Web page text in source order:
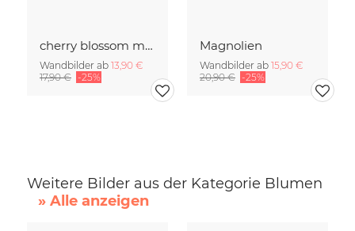
cherry blossom moments II
Wandbilder ab 13,90 €
17,90 € -25%
Magnolien
Wandbilder ab 15,90 €
20,90 € -25%
Weitere Bilder aus der Kategorie Blumen
» Alle anzeigen